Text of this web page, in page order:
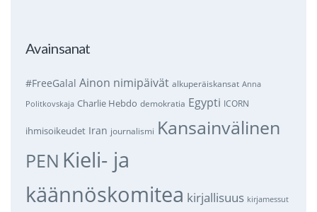
Avainsanat
#FreeGalal Ainon nimipäivät alkuperäiskansat Anna
Politkovskaja Charlie Hebdo demokratia Egypti ICORN
ihmisoikeudet Iran journalismi Kansainvälinen
PEN Kieli- ja
käännöskomitea kirjallisuus kirjamessut